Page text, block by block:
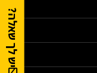
יש לך שאלה?